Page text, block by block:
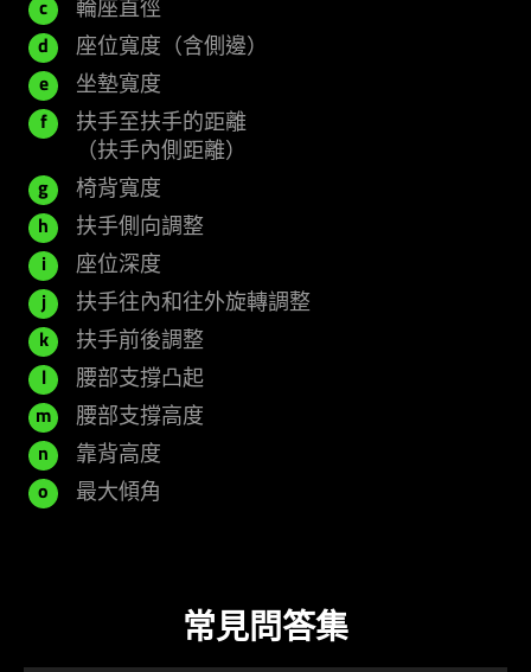
c 輪座直徑
d 座位寬度（含側邊）
e 坐墊寬度
f
扶手至扶手的距離
（扶手內側距離）
g 椅背寬度
h 扶手側向調整
i 座位深度
j 扶手往內和往外旋轉調整
k 扶手前後調整
腰部支撐凸起
m 腰部支撐高度
n 靠背高度
o 最大傾角
常見問答集